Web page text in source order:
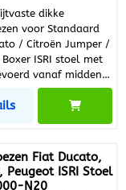
dikke
voor Standaard
/ Citroën Jumper /
Boxer ISRI stoel met
vanaf midden
tot +/- 2001. Dit
beklede
die we bekleden
model 3A is het
van vorm. De
is circa 75 cm van
Fiat Ducato,
Peugeot ISRI Stoel
N20